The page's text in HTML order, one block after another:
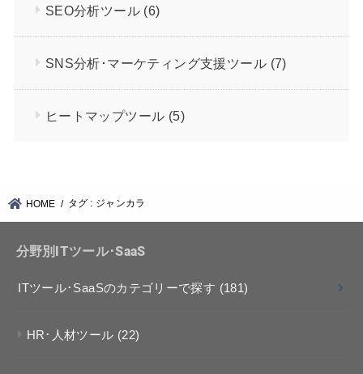
SEO分析ツール (6)
SNS分析･マーケティング支援ツール (7)
ヒートマップツール (5)
HOME タグ : ジャンカラ
分野別ITツール･SaaS
ITツール･SaaSのカテゴリーで探す (181)
HR･人材ツール (22)